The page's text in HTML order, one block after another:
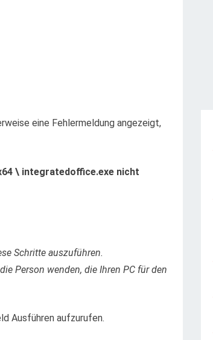
eine Fehlermeldung angezeigt,
\ integratedoffice.exe nicht
Schritte auszuführen.
Person wenden, die Ihren PC für den
Ausführen aufzurufen.